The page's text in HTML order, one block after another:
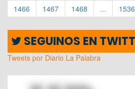
1466
1467 1468 ... 1536
SEGUINOS EN
Tweets por Diario La Palabra